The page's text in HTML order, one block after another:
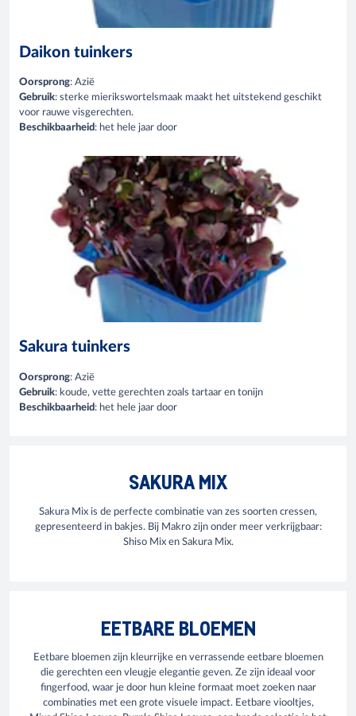
Daikon tuinkers
Oorsprong: Azië
Gebruik: sterke mierikswortelsmaak maakt het uitstekend geschikt
voor rauwe visgerechten.
Beschikbaarheid: het hele jaar door
Sakura tuinkers
Oorsprong: Azië
Gebruik: koude, vette gerechten zoals tartaar en tonijn
Beschikbaarheid: het hele jaar door
SAKURA MIX
Sakura Mix is de perfecte combinatie van zes soorten cressen,
gepresenteerd in bakjes. Bij Makro zijn onder meer verkrijgbaar:
Shiso Mix en Sakura Mix.
EETBARE BLOEMEN
Eetbare bloemen zijn kleurrijke en verrassende eetbare bloemen
die gerechten een vleugje elegantie geven. Ze zijn ideaal voor
fingerfood, waar je door hun kleine formaat moet zoeken naar
combinaties met een grote visuele impact. Eetbare viooltjes,